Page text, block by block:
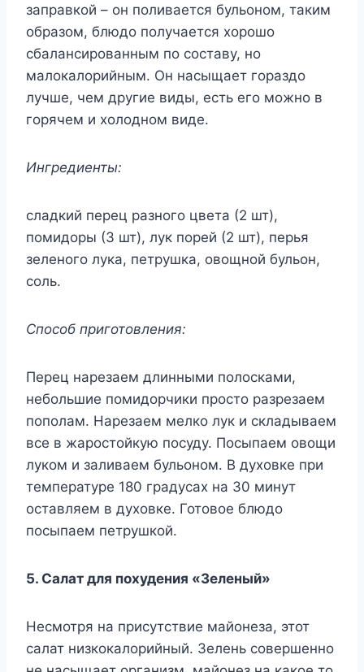
заправкой – он поливается бульоном, таким
образом, блюдо получается хорошо
сбалансированным по составу, но
малокалорийным. Он насыщает гораздо
лучше, чем другие виды, есть его можно в
горячем и холодном виде.
Ингредиенты:
сладкий перец разного цвета (2 шт),
помидоры (3 шт), лук порей (2 шт), перья
зеленого лука, петрушка, овощной бульон,
соль.
Способ приготовления:
Перец нарезаем длинными полосками,
небольшие помидорчики просто разрезаем
пополам. Нарезаем мелко лук и складываем
все в жаростойкую посуду. Посыпаем овощи
луком и заливаем бульоном. В духовке при
температуре 180 градусах на 30 минут
оставляем в духовке. Готовое блюдо
посыпаем петрушкой.
5. Салат для похудения «Зеленый»
Несмотря на присутствие майонеза, этот
салат низкокалорийный. Зелень совершенно